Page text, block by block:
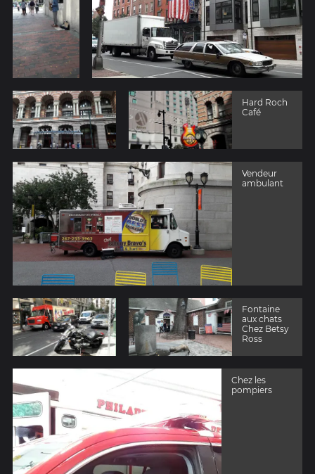
Hard Roch
Café
Vendeur
ambulant
Fontaine
aux chats
Chez Betsy
Ross
Chez les
pompiers